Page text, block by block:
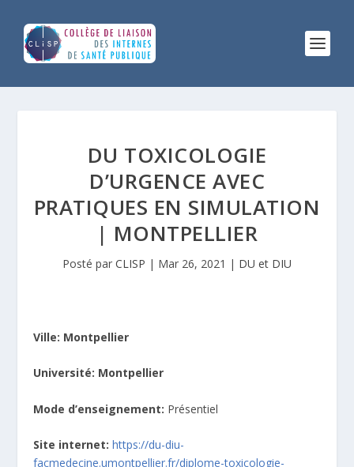
DU TOXICOLOGIE
D’URGENCE AVEC
PRATIQUES EN SIMULATION
| MONTPELLIER
Posté par CLISP | Mar 26, 2021 | DU et DIU
Ville: Montpellier
Université: Montpellier
Mode d’enseignement: Présentiel
Site internet:https://du-diu-
facmedecine.umontpellier.fr/diplome-toxicologie-